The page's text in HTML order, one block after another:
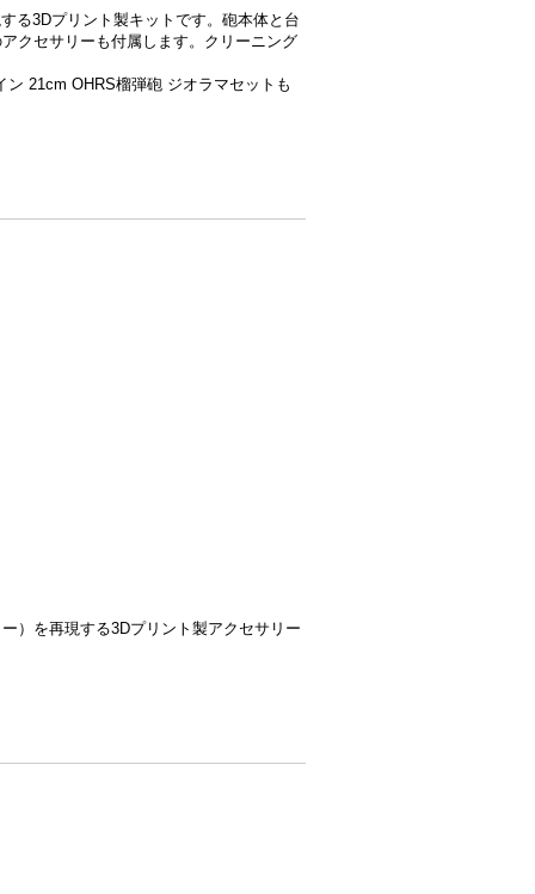
る3Dプリント製キットです。砲本体と台
クセサリーも付属します。クリーニング
21cm OHRS榴弾砲 ジオラマセットも
）を再現する3Dプリント製アクセサリー